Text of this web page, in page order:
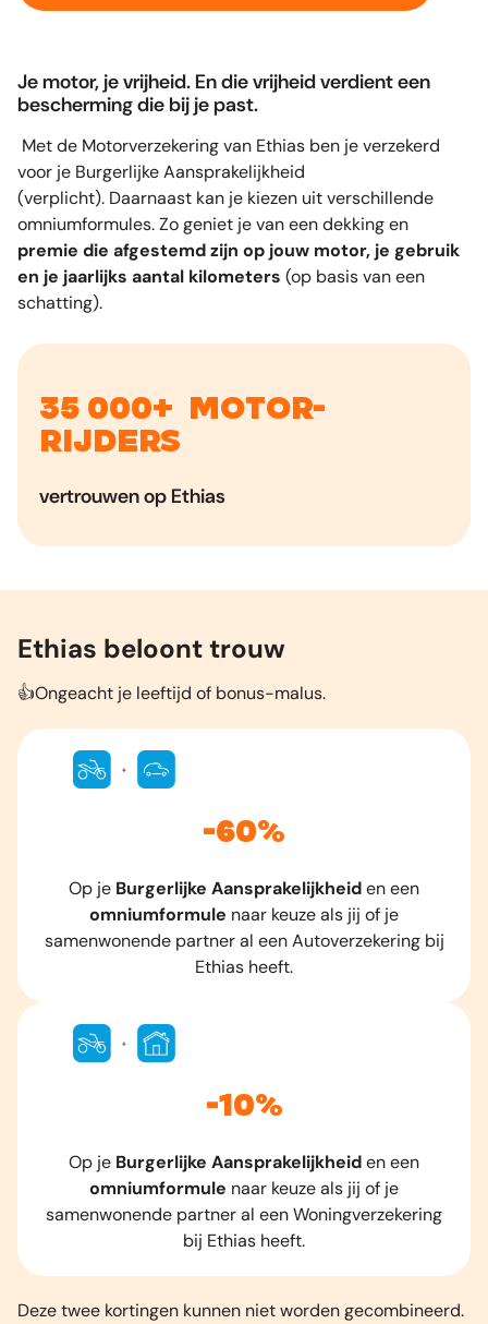
Je motor, je vrijheid. En die vrijheid verdient een
bescherming die bij je past.
Met de Motorverzekering van Ethias ben je verzekerd
voor je Burgerlijke Aansprakelijkheid
(verplicht). Daarnaast kan je kiezen uit verschillende
omniumformules. Zo geniet je van een dekking en
premie die afgestemd zijn op jouw motor, je gebruik
en je jaarlijks aantal kilometers (op basis van een
schatting).
35 000+ motor-
rijders
vertrouwen op Ethias
Ethias beloont trouw
👍Ongeacht je leeftijd of bonus-malus.
-60%
Op je Burgerlijke Aansprakelijkheiden een
omniumformule naar keuze als jij of je
samenwonende partner al een Autoverzekering bij
Ethias heeft.
-10%
Op je Burgerlijke Aansprakelijkheiden een
omniumformule naar keuze als jij of je
samenwonende partner al een Woningverzekering
bij Ethias heeft.
Deze twee kortingen kunnen niet worden gecombineerd.